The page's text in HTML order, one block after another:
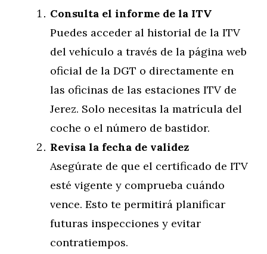
Consulta el informe de la ITV
Puedes acceder al historial de la ITV
del vehículo a través de la página web
oficial de la DGT o directamente en
las oficinas de las estaciones ITV de
Jerez. Solo necesitas la matrícula del
coche o el número de bastidor.
Revisa la fecha de validez
Asegúrate de que el certificado de ITV
esté vigente y comprueba cuándo
vence. Esto te permitirá planificar
futuras inspecciones y evitar
contratiempos.